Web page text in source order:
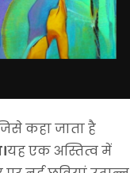
कहा जाता है
यह एक अस्तित्व में